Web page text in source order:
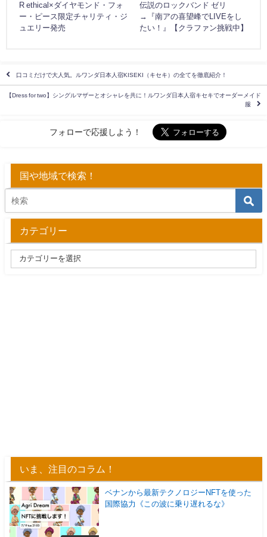
R ethical×ダイヤモンド・フォ
ー・ピース限定チャリティ・ジ
ュエリー発売
伝説のロックバンド ゼリ
→『南アの喜望峰でLIVEをし
たい！』【クラファン挑戦中】
口コミだけで大人気。ルワンダ日本人宿KISEKI（キセキ）の全てを徹底紹介！
【Dress for two】シングルマザーとオシャレを共に！ルワンダ日本人宿キセキでオーダーメイド
服
フォローで応援しよう！
国や地域で検索！
カテゴリー
いま、注目のコラム！
ベナンから最新テクノロジーNFTを使った
国際協力《この波に乗り遅れるな》